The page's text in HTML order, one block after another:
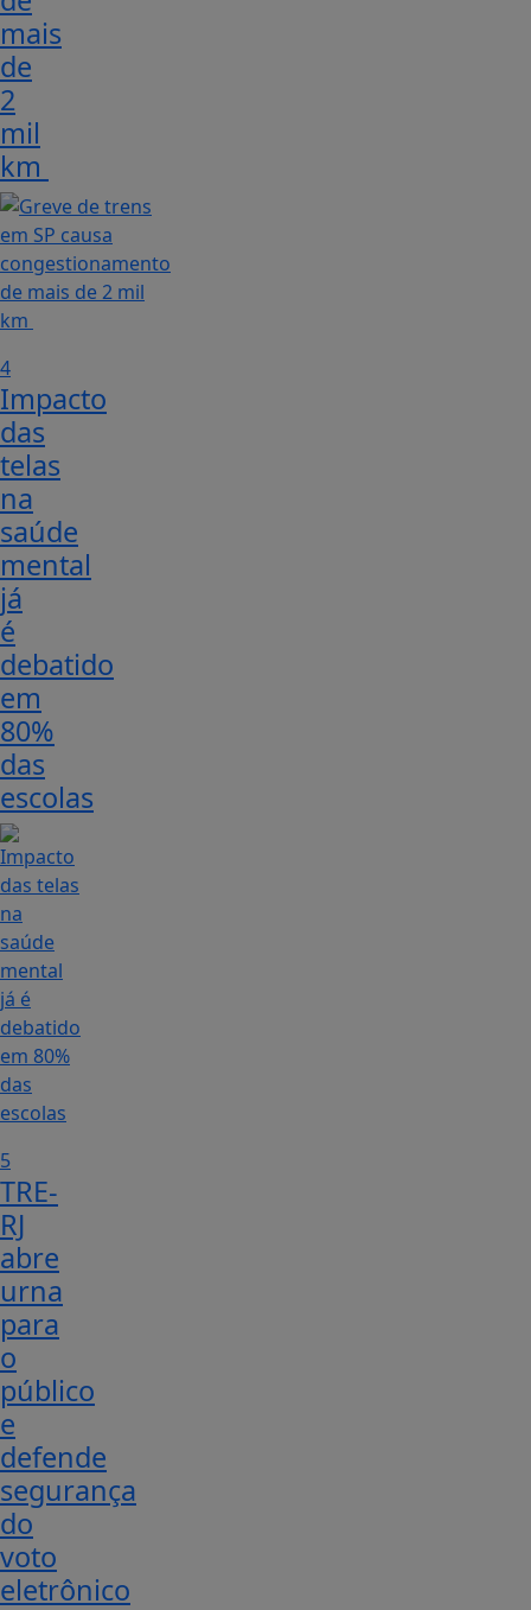
mais
de
2
mil
km
4
Impacto
das
telas
na
saúde
mental
já
é
debatido
em
80%
das
escolas
5
TRE-
RJ
abre
urna
para
o
público
e
defende
segurança
do
voto
eletrônico